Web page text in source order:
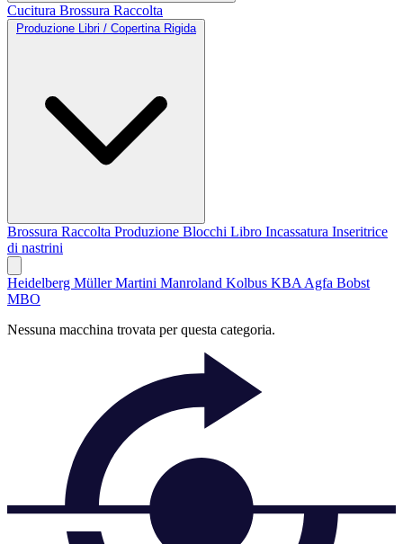
Cucitura Brossura Raccolta
Produzione Libri / Copertina Rigida
Brossura Raccolta Produzione Blocchi Libro Incassatura Inseritrice
di nastrini
Heidelberg Müller Martini Manroland Kolbus KBA Agfa Bobst
MBO
Nessuna macchina trovata per questa categoria.